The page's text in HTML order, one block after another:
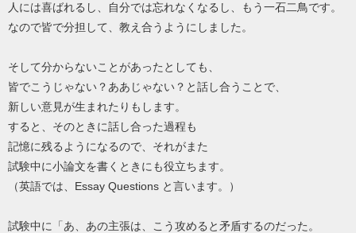
人には喜ばれるし、自分では忘れなくなるし、もう一石二鳥です。
なので皆で分担して、教え合うようにしました。
そして分からないことがあったとしても、
皆でこうじゃない？ああじゃない？と話し合うことで、
新しい意見が生まれたりもします。
すると、そのときに話し合った過程も
記憶に残るようになるので、それがまた
試験中に小論文を書くときにも役立ちます。
（英語では、Essay Questions と言います。）
試験中に「あ、あの主張は、こう攻めると矛盾するのだった。